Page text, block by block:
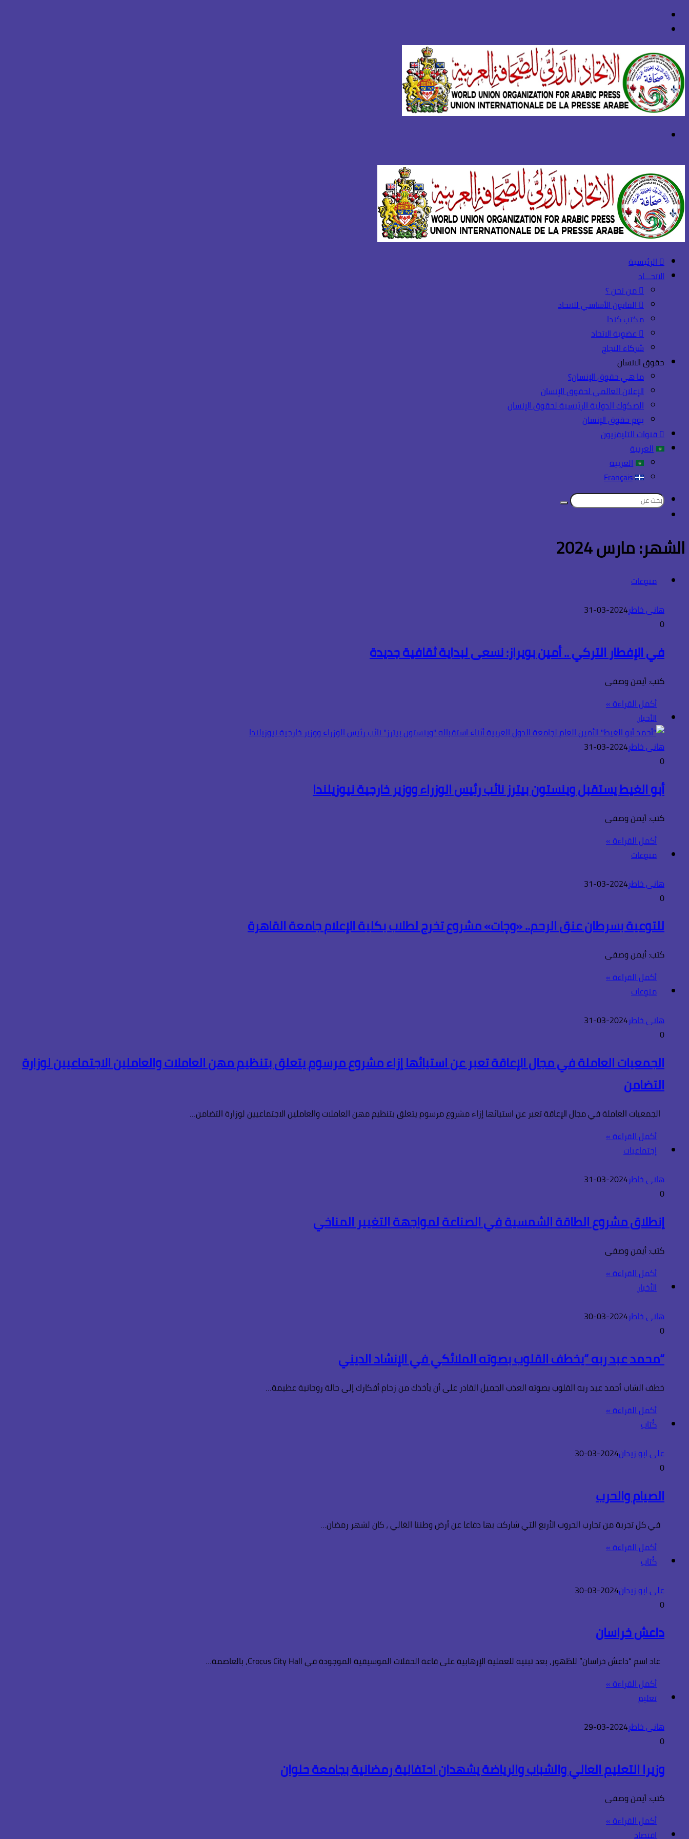
الدخول
الرئيسية
الاتحـــاد
من نحن ؟
القانون الأساسي للاتحاد
مكتب كندا
عضوية الاتحاد
شركاء النجاح
حقوق الانسان
ما هي حقوق الإنسان؟
الإعلان العالمي لحقوق الإنسان
الصكوك الدولية الرئيسية لحقوق الإنسان
يوم حقوق الإنسان
قنوات التليفزيون
العربية
العربية
Français
بحث
الشهر:مارس 2024
منوعات
هانى خاطر2024-03-31
0
في الإفطار التركي .. أمين بويراز: نسعى لبداية ثقافية جديدة
كتب: أيمن وصفى
أكمل القراءة »
الأخبار
هانى خاطر2024-03-31
0
أبو الغيط يستقبل وينستون بيترز نائب رئيس الوزراء ووزير خارجية نيوزيلندا
كتب: أيمن وصفى
أكمل القراءة »
منوعات
هانى خاطر2024-03-31
0
للتوعية بسرطان عنق الرحم.. «وچات» مشروع تخرج لطلاب بكلية الإعلام جامعة القاهرة
كتب: أيمن وصفى
أكمل القراءة »
منوعات
هانى خاطر2024-03-31
0
الجمعيات العاملة في مجال الإعاقة تعبر عن استيائها إزاء مشروع مرسوم يتعلق بتنظيم مهن العاملات والعاملين الاجتماعيين لوزارة
التضامن
الجمعيات العاملة في مجال الإعاقة تعبر عن استيائها إزاء مشروع مرسوم يتعلق بتنظيم مهن العاملات والعاملين الاجتماعيين لوزارة التضامن…
أكمل القراءة »
إجتماعيات
هانى خاطر2024-03-31
0
إنطلاق مشروع الطاقة الشمسية في الصناعة لمواجهة التغيير المناخي
كتب: أيمن وصفى
أكمل القراءة »
الأخبار
هانى خاطر2024-03-30
0
“محمد عبد ربه “يخطف القلوب بصوته الملائكي في الإنشاد الديني
خطف الشاب أحمد عبد ربه القلوب بصوته العذب الجميل القادر على أن يأخذك من زحام أفكارك إلى حالة روحانية عظيمة…
أكمل القراءة »
كُتاب
على ابو زيدان2024-03-30
0
الصيام والحرب
في كل تجربة من تجارب الحروب الأربع التي شاركت بها دفاعا عن أرض وطننا الغالي ، كان لشهر رمضان…
أكمل القراءة »
كُتاب
على ابو زيدان2024-03-30
0
داعش خراسان
عاد اسم “داعش خراسان” للظهور، بعد تبنيه للعملية الإرهابية على قاعة الحفلات الموسيقية الموجودة في Crocus City Hall، بالعاصمة…
أكمل القراءة »
تعليم
هانى خاطر2024-03-29
0
وزيرا التعليم العالي والشباب والرياضة يشهدان احتفالية رمضانية بجامعة حلوان
كتب: أيمن وصفى
أكمل القراءة »
اقتصاد